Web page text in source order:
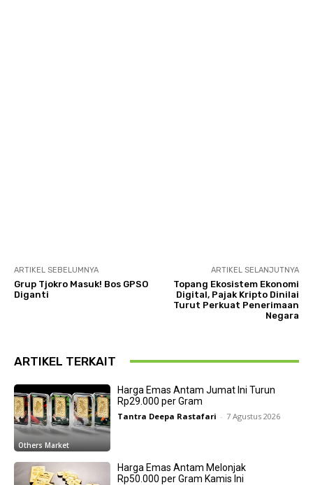
ARTIKEL SEBELUMNYA
Grup Tjokro Masuk! Bos GPSO
Diganti
ARTIKEL SELANJUTNYA
Topang Ekosistem Ekonomi
Digital, Pajak Kripto Dinilai
Turut Perkuat Penerimaan
Negara
ARTIKEL TERKAIT
Others Market
Harga Emas Antam Jumat Ini Turun
Rp29.000 per Gram
Tantra Deepa Rastafari - 7 Agustus 2026
Harga Emas Antam Melonjak
Rp50.000 per Gram Kamis Ini